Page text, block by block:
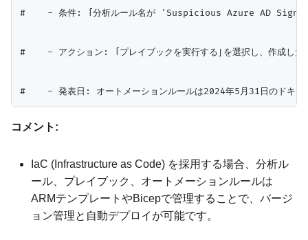
#    - 条件: 「分析ルール名が 'Suspicious Azure AD Sign-
#    - アクション: 「プレイブックを実行する」を選択し、作成し
コメント:
IaC (Infrastructure as Code) を採用する場合、分析ル
ール、プレイブック、オートメーションルールは
ARMテンプレートやBicepで管理することで、バージ
ョン管理と自動デプロイが可能です。